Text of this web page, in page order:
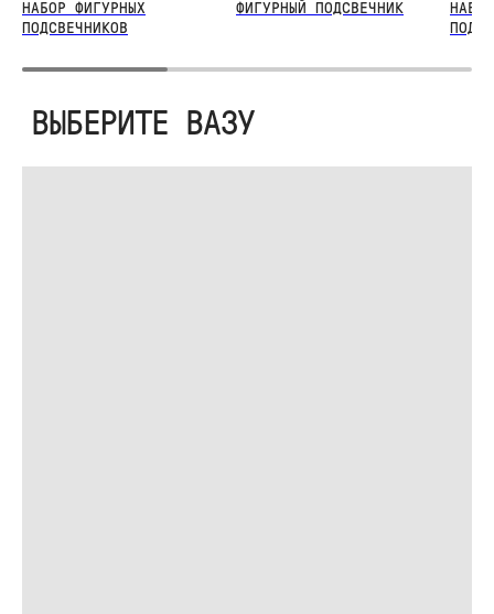
НАБОР ФИГУРНЫХ
ПОДСВЕЧНИКОВ
ФИГУРНЫЙ ПОДСВЕЧНИК